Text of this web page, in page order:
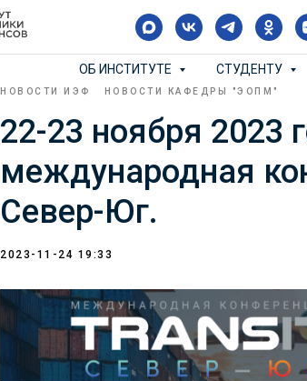
ОБ ИНСТИТУТЕ СТУДЕНТУ
НОВОСТИ ИЭФ НОВОСТИ КАФЕДРЫ "ЭОПМ"
22-23 ноября 2023
международная
Север-Юг.
2023-11-24 19:33